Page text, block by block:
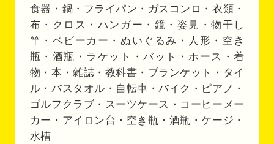
食器・鍋・フライパン・ガスコンロ・衣類・
布・クロス・ハンガー・鏡・姿見・物干し
竿・ベビーカー・ぬいぐるみ・人形・空き
瓶・酒瓶・ラケット・バット・ホース・着
物・本・雑誌・教科書・ブランケット・タイ
ル・バスタオル・自転車・バイク・ピアノ・
ゴルフクラブ・スーツケース・コーヒーメー
カー・アイロン台・空き瓶・酒瓶・ケージ・
水槽